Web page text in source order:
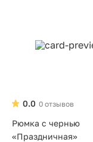
0 отзывов
0.0
Рюмка с чернью
«Праздничная»